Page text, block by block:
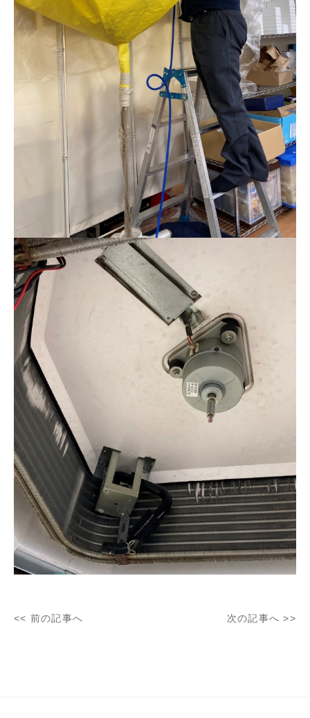
<< 前の記事へ 次の記事へ >>